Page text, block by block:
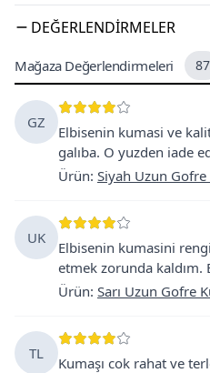
DEĞERLENDIRMELER
Mağaza Değerlendirmeleri 87
GZ
Elbisenin kumasi ve
galıba. O yuzden iade
Ürün: Siyah Uzun
UK
Elbisenin kumasini
etmek zorunda kaldım.
Ürün: Sarı Uzun Gofre
TL
Kumaşı cok rahat ve